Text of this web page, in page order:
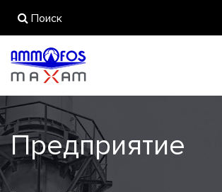
Поиск
Предприятие